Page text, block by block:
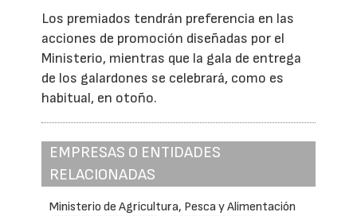
Los premiados tendrán preferencia en las
acciones de promoción diseñadas por el
Ministerio, mientras que la gala de entrega
de los galardones se celebrará, como es
habitual, en otoño.
EMPRESAS O ENTIDADES
RELACIONADAS
Ministerio de Agricultura, Pesca y Alimentación